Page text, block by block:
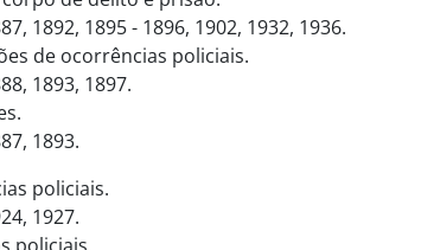
1892, 1895 - 1896, 1902, 1932, 1936.
de ocorrências policiais.
1893, 1897.
1893.
policiais.
1927.